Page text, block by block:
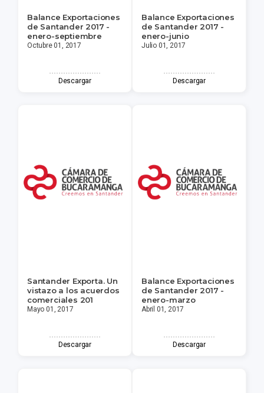
Balance Exportaciones
de Santander 2017 -
enero-septiembre
Octubre 01, 2017
Descargar
Balance Exportaciones
de Santander 2017 -
enero-junio
Julio 01, 2017
Descargar
Santander Exporta. Un
vistazo a los acuerdos
comerciales 201
Mayo 01, 2017
Descargar
Balance Exportaciones
de Santander 2017 -
enero-marzo
Abril 01, 2017
Descargar